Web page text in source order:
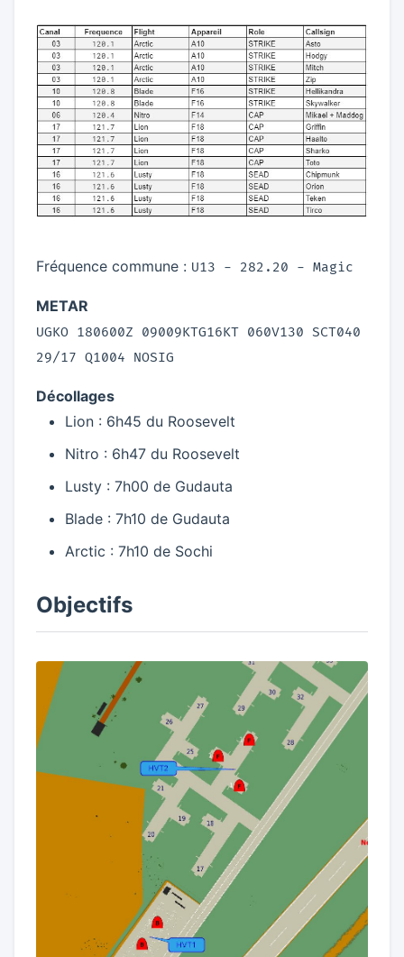
Fréquence commune : U13 - 282.20 - Magic
METAR
UGKO 180600Z 09009KTG16KT 060V130 SCT040
29/17 Q1004 NOSIG
Décollages
Lion : 6h45 du Roosevelt
Nitro : 6h47 du Roosevelt
Lusty : 7h00 de Gudauta
Blade : 7h10 de Gudauta
Arctic : 7h10 de Sochi
Objectifs